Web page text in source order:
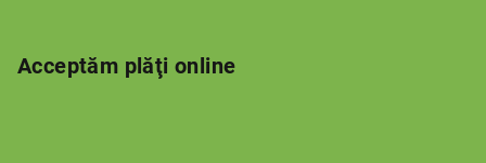
Acceptăm plăţi online